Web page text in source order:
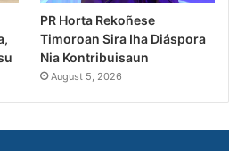
PR Horta Rekoñese
Timoroan Sira Iha Diáspora
Nia Kontribuisaun
August 5, 2026